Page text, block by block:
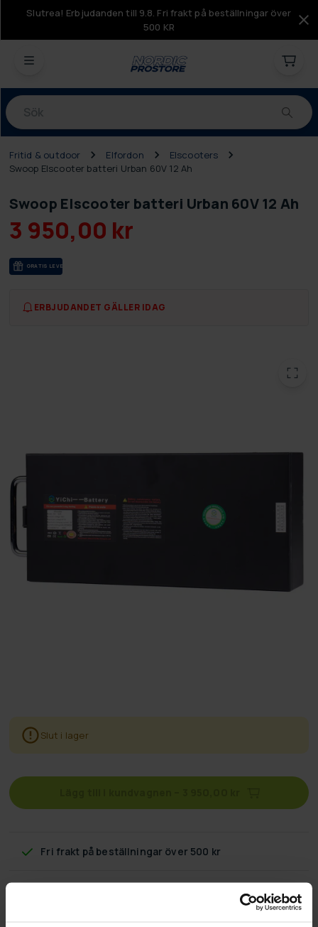
Slutrea! Erbjudanden till 9.8. Fri frakt på beställningar över
500 KR
Produkter
Fritid & outdoor Elfordon
Elscooters
Swoop Elscooter batteri Urban 60V 12 Ah
Swoop Elscooter batteri Urban 60V 12 Ah
3 950,00 kr
GRA­TIS LE­VE­RANS
ERBJUDANDET GÄLLER IDAG
Slut i lager
Fri frakt på beställningar över 500 kr